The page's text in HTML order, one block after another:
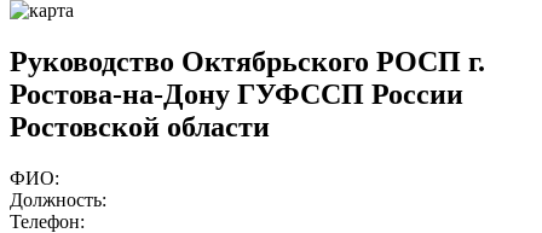
Руководство Октябрьского РОСП г.
Ростова-на-Дону ГУФССП России
Ростовской области
ФИО:
Должность:
Телефон: